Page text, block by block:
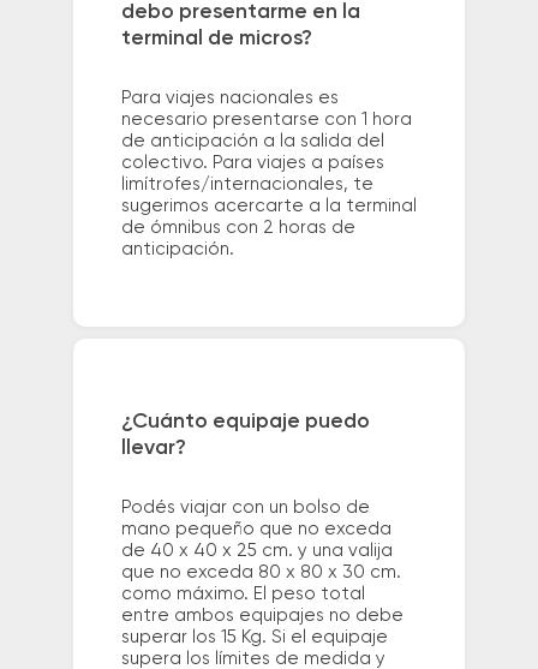
debo presentarme en la
terminal de micros?
Para viajes nacionales es
necesario presentarse con 1 hora
de anticipación a la salida del
colectivo. Para viajes a países
limítrofes/internacionales, te
sugerimos acercarte a la terminal
de ómnibus con 2 horas de
anticipación.
¿Cuánto equipaje puedo
llevar?
Podés viajar con un bolso de
mano pequeño que no exceda
de 40 x 40 x 25 cm. y una valija
que no exceda 80 x 80 x 30 cm.
como máximo. El peso total
entre ambos equipajes no debe
superar los 15 Kg. Si el equipaje
supera los límites de medida y